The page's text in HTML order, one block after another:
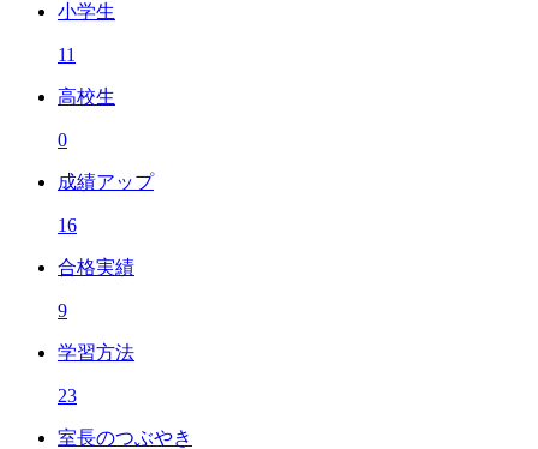
小学生
11
高校生
0
成績アップ
16
合格実績
9
学習方法
23
室長のつぶやき